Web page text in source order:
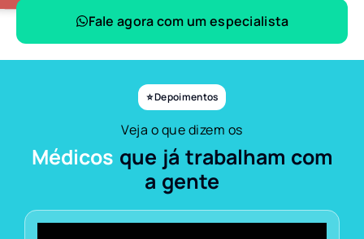
Fale agora com um especialista
⭐ Depoimentos
Veja o que dizem os
Médicos que já trabalham com
a gente